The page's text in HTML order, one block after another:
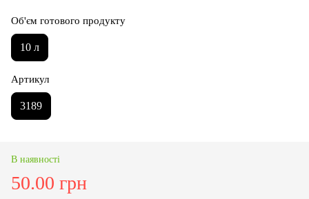
Об'єм готового продукту
10 л
Артикул
3189
В наявності
50.00 грн